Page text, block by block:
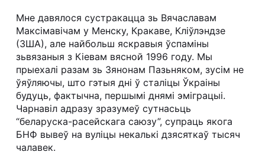
Мне давялося сустракацца зь Вячаславам
Максімавічам у Менску, Кракаве, Кліўлэндзе
(ЗША), але найбольш яскравыя ўспаміны
зьвязаныя з Кіевам вясной 1996 году. Мы
прыехалі разам зь Зянонам Пазьняком, зусім не
ўяўляючы, што гэтыя дні ў сталіцы Ўкраіны
будуць, фактычна, першымі днямі эміграцыі.
Чарнавіл адразу зразумеў сутнасьць
“беларуска-расейскага саюзу”, супраць якога
БНФ вывеў на вуліцы некалькі дзясяткаў тысяч
чалавек.